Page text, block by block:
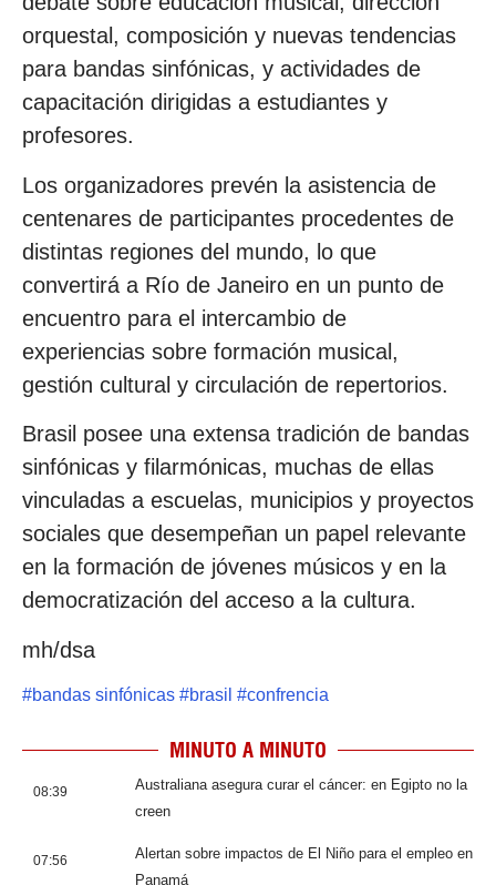
orquestal, composición y nuevas tendencias
para bandas sinfónicas, y actividades de
capacitación dirigidas a estudiantes y
profesores.
Los organizadores prevén la asistencia de
centenares de participantes procedentes de
distintas regiones del mundo, lo que
convertirá a Río de Janeiro en un punto de
encuentro para el intercambio de
experiencias sobre formación musical,
gestión cultural y circulación de repertorios.
Brasil posee una extensa tradición de bandas
sinfónicas y filarmónicas, muchas de ellas
vinculadas a escuelas, municipios y proyectos
sociales que desempeñan un papel relevante
en la formación de jóvenes músicos y en la
democratización del acceso a la cultura.
mh/dsa
#bandas sinfónicas #brasil #confrencia
MINUTO A MINUTO
08:39
Australiana asegura curar el cáncer: en Egipto no la
creen
07:56
Alertan sobre impactos de El Niño para el empleo en
Panamá